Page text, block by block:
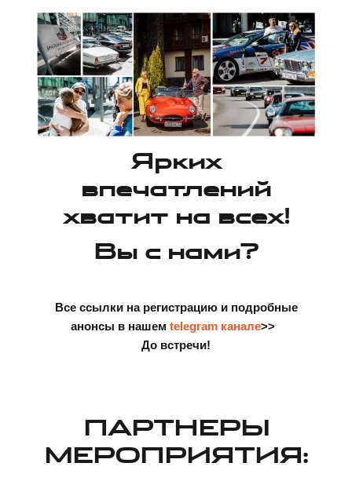
Ярких
впечатлений
хватит на всех!
Вы с нами?
Все ссылки на регистрацию и подробные
анонсы в нашем telegram канале>>
До встречи!
ПАРТНЕРЫ
МЕРОПРИЯТИЯ: